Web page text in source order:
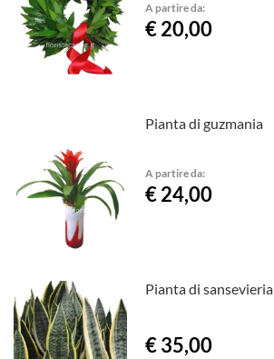
A partire da:
€ 20,00
Pianta di guzmania
A partire da:
€ 24,00
Pianta di sansevieria
€ 35,00